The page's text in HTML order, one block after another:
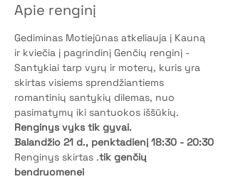
Apie renginį
Gediminas Motiejūnas atkeliauja į Kauną
ir kviečia į pagrindinį Genčių renginį -
Santykiai tarp vyrų ir moterų, kuris yra
skirtas visiems sprendžiantiems
romantinių santykių dilemas, nuo
pasimatymų iki santuokos iššūkių.
Renginys vyks tik gyvai.
Balandžio 21 d., penktadienį 18:30 - 20:30
Renginys skirtas .tik genčių
bendruomenei